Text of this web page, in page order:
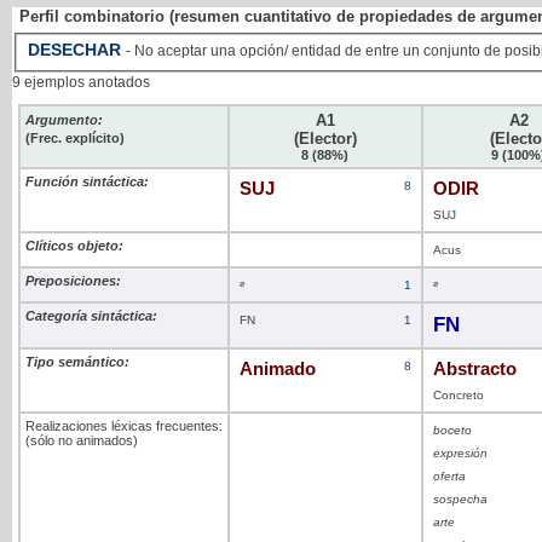
Perfil combinatorio (resumen cuantitativo de propiedades de
DESECHAR - No aceptar una opción/ entidad de entre un conjunto de
9 ejemplos anotados
Argumento:
(Frec. explícito)
A1
(Elector)
8 (88%)
A2
9
Función sintáctica:
SUJ 8 ODIR
SUJ
Clíticos objeto: Acus
Preposiciones: ø 1 ø
Categoría sintáctica: FN 1 FN
Tipo semántico: Animado 8 Abstracto
Concreto
Realizaciones léxicas frecuentes:
(sólo no animados)
boceto
expresión
oferta
sospecha
arte